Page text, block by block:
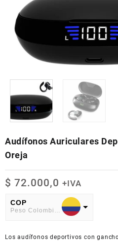
Audífonos Auriculares
Oreja
$ 72.000,0 +IVA
COP
Peso Colombiano
American Dollar
Los audífonos deportivos con